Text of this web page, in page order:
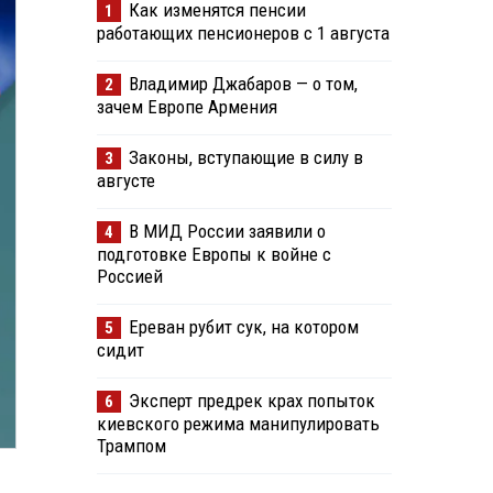
1
Как изменятся пенсии
работающих пенсионеров с 1 августа
2
Владимир Джабаров — о том,
зачем Европе Армения
3
Законы, вступающие в силу в
августе
4
В МИД России заявили о
подготовке Европы к войне с
Россией
5
Ереван рубит сук, на котором
сидит
6
Эксперт предрек крах попыток
киевского режима манипулировать
Трампом